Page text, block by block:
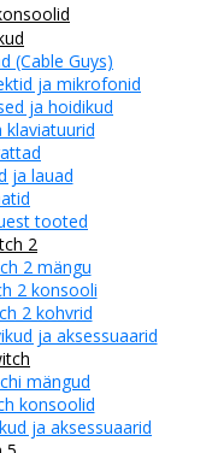
(Cable Guys)
ja mikrofonid
ja hoidikud
klaviatuurid
ja lauad
tooted
2
2 mängu
2 konsooli
2 kohvrid
ja aksessuaarid
mängud
konsoolid
ja aksessuaarid